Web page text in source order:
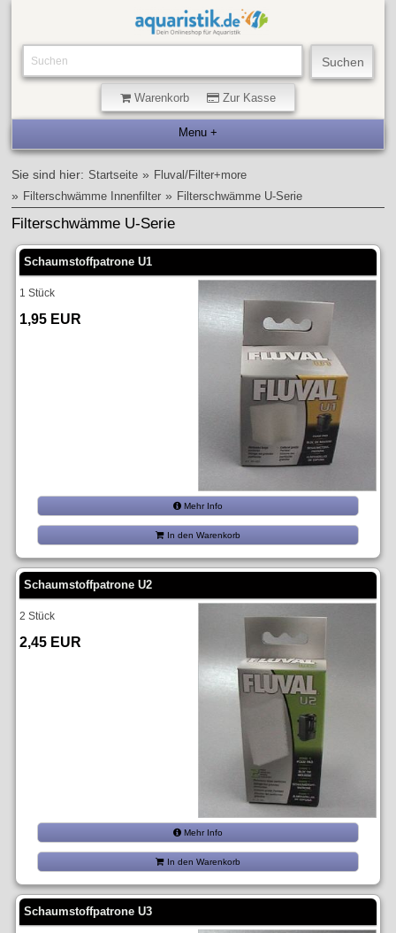
Warenkorb Zur Kasse
Sie sind hier: Startseite » Fluval/Filter+more
» Filterschwämme Innenfilter » Filterschwämme U-Serie
Filterschwämme U-Serie
Schaumstoffpatrone U1
1 Stück
1,95 EUR
Mehr Info
In den Warenkorb
Schaumstoffpatrone U2
2 Stück
2,45 EUR
Mehr Info
In den Warenkorb
Schaumstoffpatrone U3